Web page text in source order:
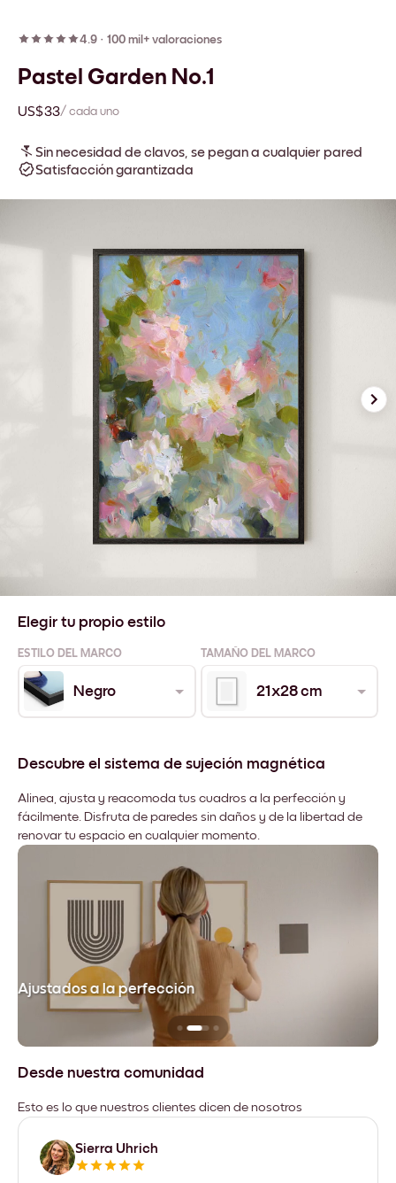
4.9 · 100 mil+ valoraciones
Pastel Garden No.1
US$33/ cada uno
Sin necesidad de clavos, se pegan a cualquier pared
Satisfacción garantizada
Elegir tu propio estilo
ESTILO DEL MARCO TAMAÑO DEL MARCO
Negro 21x28 cm
Descubre el sistema de sujeción magnética
Alinea, ajusta y reacomoda tus cuadros a la perfección y
fácilmente. Disfruta de paredes sin daños y de la libertad de
renovar tu espacio en cualquier momento.
Ajustados a la perfección
Desde nuestra comunidad
Esto es lo que nuestros clientes dicen de nosotros
Sierra Uhrich